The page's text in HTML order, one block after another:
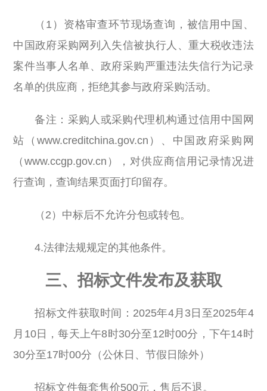
（1）资格审查环节现场查询，被信用中国、
中国政府采购网列入失信被执行人、重大税收违法
案件当事人名单、政府采购严重违法失信行为记录
名单的供应商，拒绝其参与政府采购活动。
备注：采购人或采购代理机构通过信用中国网
站（www.creditchina.gov.cn）、中国政府采购网
（www.ccgp.gov.cn），对供应商信用记录情况进
行查询，查询结果页面打印留存。
（2）中标后不允许分包或转包。
4.法律法规规定的其他条件。
三、招标文件发布及获取
招标文件获取时间：2025年4月3日至2025年4
月10日，每天上午8时30分至12时00分，下午14时
30分至17时00分（公休日、节假日除外）
招标文件每套售价500元，售后不退。